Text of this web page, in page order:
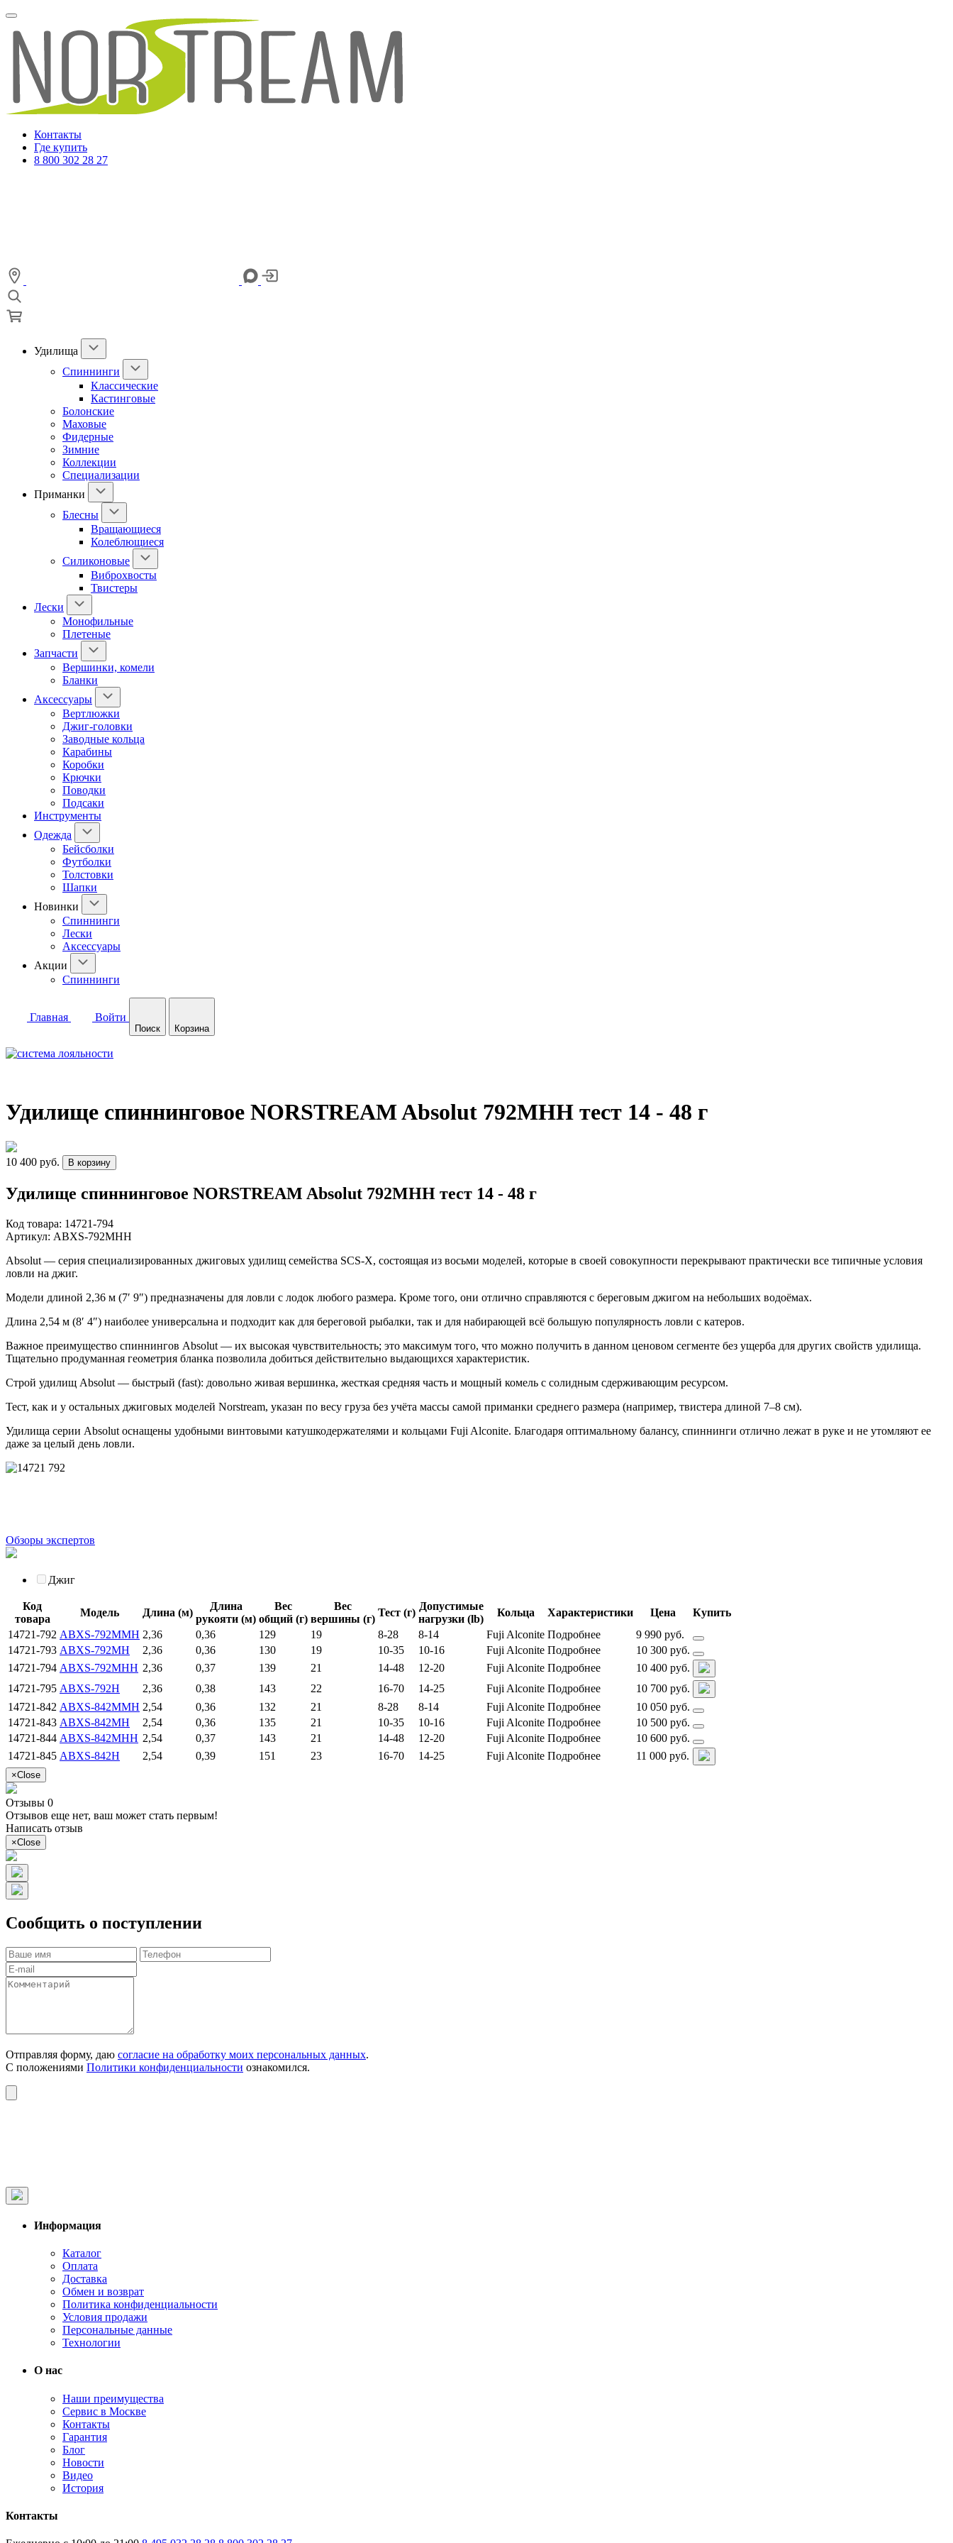
Контакты
Где купить
8 800 302 28 27
Удилища
Спиннинги
Классические
Кастинговые
Болонские
Маховые
Фидерные
Зимние
Коллекции
Специализации
Приманки
Блесны
Вращающиеся
Колеблющиеся
Силиконовые
Виброхвосты
Твистеры
Лески
Монофильные
Плетеные
Запчасти
Вершинки, комели
Бланки
Аксессуары
Вертлюжки
Джиг-головки
Заводные кольца
Карабины
Коробки
Крючки
Поводки
Подсаки
Инструменты
Одежда
Бейсболки
Футболки
Толстовки
Шапки
Новинки
Спиннинги
Лески
Аксессуары
Акции
Спиннинги
Главная Войти
Поиск Корзина
Удилище спиннинговое NORSTREAM Absolut 792MHH тест 14 - 48 г
10 400 руб. В корзину
Удилище спиннинговое NORSTREAM Absolut 792MHH тест 14 - 48 г
Код товара: 14721-794
Артикул: ABXS-792MHH
Absolut — серия специализированных джиговых удилищ семейства SCS-X, состоящая из восьми моделей, которые в своей совокупности перекрывают практически все типичные условия
ловли на джиг.
Модели длиной 2,36 м (7′ 9″) предназначены для ловли с лодок любого размера. Кроме того, они отлично справляются с береговым джигом на небольших водоёмах.
Длина 2,54 м (8′ 4″) наиболее универсальна и подходит как для береговой рыбалки, так и для набирающей всё большую популярность ловли с катеров.
Важное преимущество спиннингов Absolut — их высокая чувствительность; это максимум того, что можно получить в данном ценовом сегменте без ущерба для других свойств удилища.
Тщательно продуманная геометрия бланка позволила добиться действительно выдающихся характеристик.
Строй удилищ Absolut — быстрый (fast): довольно живая вершинка, жесткая средняя часть и мощный комель c солидным сдерживающим ресурсом.
Тест, как и у остальных джиговых моделей Norstream, указан по весу груза без учёта массы самой приманки среднего размера (например, твистера длиной 7–8 см).
Удилища серии Absolut оснащены удобными винтовыми катушкодержателями и кольцами Fuji Alconite. Благодаря оптимальному балансу, спиннинги отлично лежат в руке и не утомляют ее
даже за целый день ловли.
Обзоры экспертов
Код
товара
Модель Длина (м)
Длина
рукояти (м)
Вес
общий (г)
Вес
вершины (г)
Тест (г)
Допустимые
нагрузки (lb)
Кольца Характеристики Цена
Купить
14721-792 ABXS-792MMH 2,36 0,36 129 19 8-28 8-14 Fuji Alconite Подробнее
9 990 руб.
14721-793 ABXS-792MH 2,36 0,36 130 19 10-35 10-16 Fuji Alconite Подробнее
10 300 руб.
14721-794 ABXS-792MHH 2,36 0,37 139 21 14-48 12-20 Fuji Alconite Подробнее
10 400 руб.
14721-795 ABXS-792H 2,36 0,38 143 22 16-70 14-25 Fuji Alconite Подробнее
10 700 руб.
14721-842 ABXS-842MMH 2,54 0,36 132 21 8-28 8-14 Fuji Alconite Подробнее
10 050 руб.
14721-843 ABXS-842MH 2,54 0,36 135 21 10-35 10-16 Fuji Alconite Подробнее
10 500 руб.
14721-844 ABXS-842MHH 2,54 0,37 143 21 14-48 12-20 Fuji Alconite Подробнее
10 600 руб.
14721-845 ABXS-842H 2,54 0,39 151 23 16-70 14-25 Fuji Alconite Подробнее 11 000 руб.
×Close
Джиг
Отзывы 0
Отзывов еще нет, ваш может стать первым!
Написать отзыв
×Close
Сообщить о поступлении
Отправляя форму, даю согласие на обработку моих персональных данных.
С положениями Политики конфиденциальности ознакомился.
Информация
Каталог
Оплата
Доставка
Обмен и возврат
Политика конфиденциальности
Условия продажи
Персональные данные
Технологии
О нас
Наши преимущества
Сервис в Москве
Контакты
Гарантия
Блог
Новости
Видео
История
Контакты